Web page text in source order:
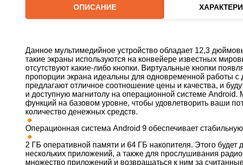
ОПИСАНИЕ
Данное мультимедийное устройство обладает 12,3
такие экраны используются на конвейере известных
отсутствуют какие-либо кнопки. Виртуальные кнопки
пропорции экрана идеальны для одновременной работы
предлагают отличное соотношение цены и качества, и
и доступную магнитолу на операционной системе
функций на базовом уровне, чтобы удовлетворить ваши
количество денежных средств.
Операционная система Android 9 обеспечивает
2 ГБ оперативной памяти и 64 ГБ накопителя. Этого будет
нескольких приложений, а также для прослушивания
множество приложений и возвращаться к ним за